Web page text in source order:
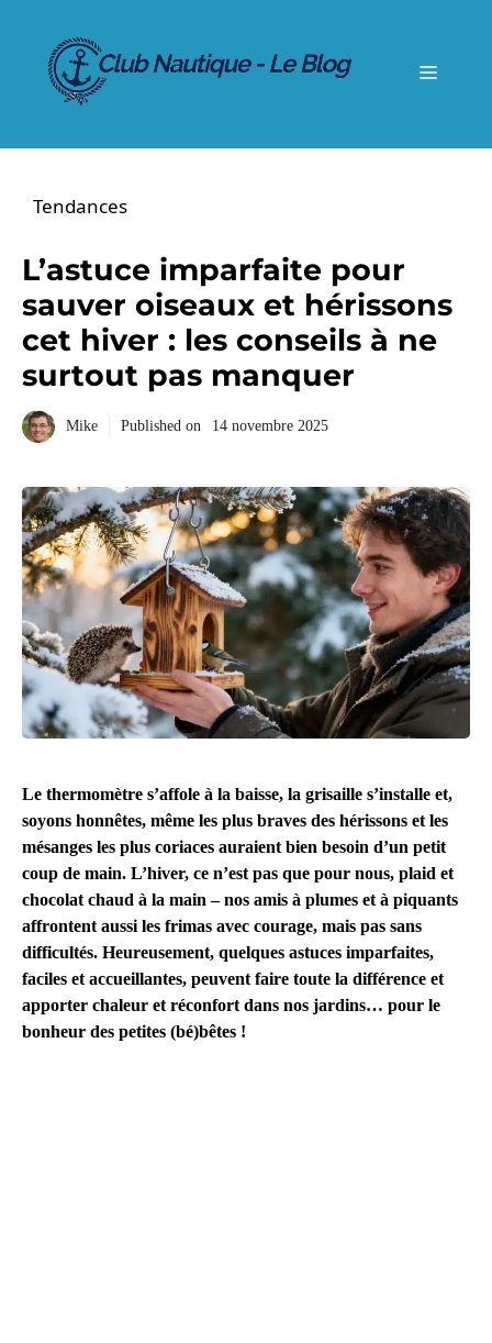
contenu
Menu
Tendances
L’astuce imparfaite pour
sauver oiseaux et hérissons
cet hiver : les conseils à ne
surtout pas manquer
Mike Published on 14 novembre 2025
Le thermomètre s’affole à la baisse, la grisaille s’installe et,
soyons honnêtes, même les plus braves des hérissons et les
mésanges les plus coriaces auraient bien besoin d’un petit
coup de main. L’hiver, ce n’est pas que pour nous, plaid et
chocolat chaud à la main – nos amis à plumes et à piquants
affrontent aussi les frimas avec courage, mais pas sans
difficultés. Heureusement, quelques astuces imparfaites,
faciles et accueillantes, peuvent faire toute la différence et
apporter chaleur et réconfort dans nos jardins… pour le
bonheur des petites (bé)bêtes !